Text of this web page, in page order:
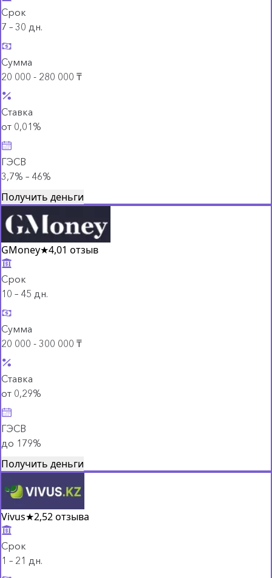
Срок
7 – 30 дн.
Сумма
20 000 - 280 000 ₸
Ставка
от 0,01%
ГЭСВ
3,7% – 46%
Получить деньги
GMoney★4,01 отзыв
Срок
10 – 45 дн.
Сумма
20 000 - 300 000 ₸
Ставка
от 0,29%
ГЭСВ
до 179%
Получить деньги
Vivus★2,52 отзыва
Срок
1 – 21 дн.